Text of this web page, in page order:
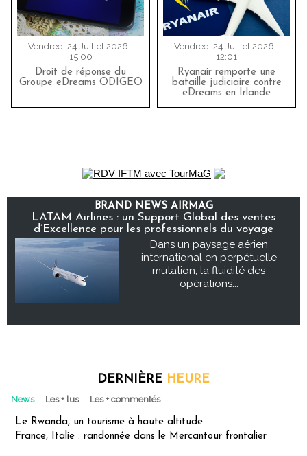
Vendredi 24 Juillet 2026 -
15:00
Droit de réponse du
Groupe eDreams ODIGEO
Vendredi 24 Juillet 2026 -
12:01
Ryanair remporte une
bataille judiciaire contre
eDreams en Irlande
BRAND NEWS AIRMAG
LATAM Airlines : un Support Global des ventes
d’Excellence pour les professionnels du voyage
Dans un paysage aérien
international en perpétuelle
mutation, la fluidité des
opérations...
DERNIÈRE HEURE
News Les + lus Les + commentés
Le Rwanda, un tourisme à haute altitude
France, Italie : randonnée dans le Mercantour frontalier